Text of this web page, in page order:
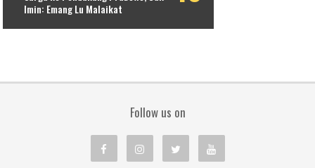
Imin: Emang Lu Malaikat
Follow us on